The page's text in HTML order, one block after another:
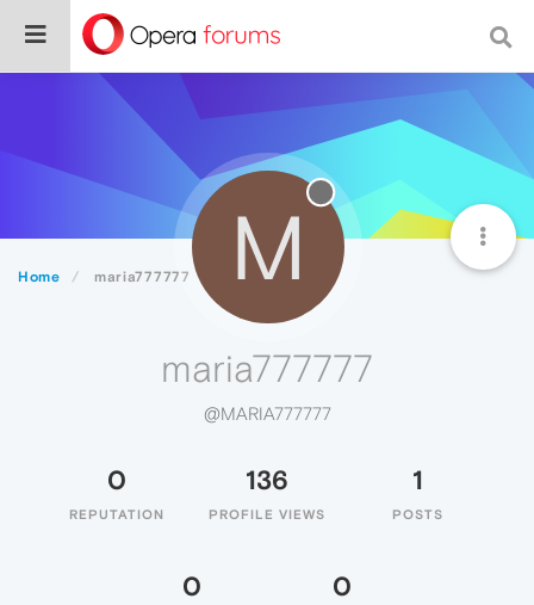
Home maria777777 M
maria777777
@MARIA777777
0
REPUTATION
136
PROFILE VIEWS
1
POSTS
0 0